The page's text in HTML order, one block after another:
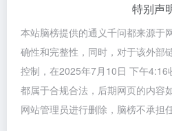
特别声
本站脑榜提供的通义千问都来源于
确性和完整性，同时，对于该外部
控制，在2025年7月10日 下午4:16
都属于合规合法，后期网页的内容
网站管理员进行删除，脑榜不承担